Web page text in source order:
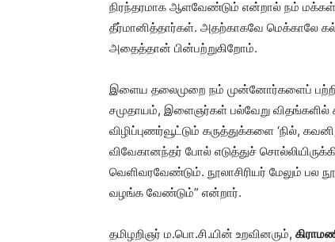
நிரந்தரமாக ஆளவேண்டும் என்றால் நம்
தீர்மானித்தார்கள். அதற்காகவே மெக்காலே
அதைத்தான் பின்பற்றுகிறோம்.
இளைய தலைமுறை நம் முன்னோர்களைப்
சமுதாயம், இளைஞர்கள் பல்வேறு
விழிப்புணர்வூட்டும் கருத்துக்களை ‘நில்,
விவேகானந்தர் போல் எடுத்துச்
வெளிவரவேண்டும். நூலாசிரியர் மேலும்
வழங்க வேண்டும்” என்றார்.
தமிழறிஞர் ம.பொ.சி.யின் உறவினரும்,